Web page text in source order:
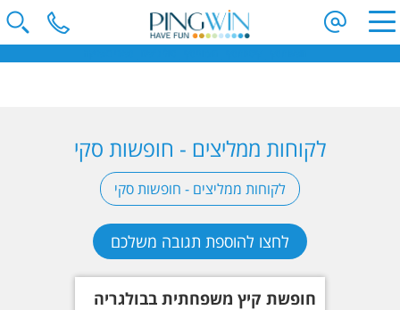
כמות נוסעים
הצג תוצאות
לקוחות ממליצים - חופשות סקי
לקוחות ממליצים - חופשות סקי
לחצו להוספת תגובה משלכם
חופשת קיץ משפחתית בבולגריה